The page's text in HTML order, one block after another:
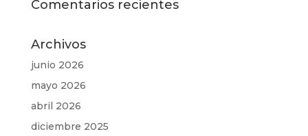
Comentarios recientes
Archivos
junio 2026
mayo 2026
abril 2026
diciembre 2025